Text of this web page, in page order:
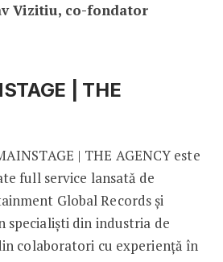
Vizitiu, co-fondator
| THE
| THE AGENCY este
full service lansată de
Global Records și
specialiști din industria de
colaboratori cu experiență în